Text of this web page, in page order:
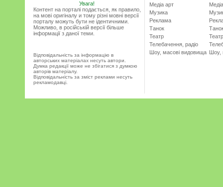
Увага!
Контент на порталі подається, як правило,
на мові оригіналу и тому різні мовні версії
порталу можуть бути не ідентичними.
Можливо, в російській версії більше
інформації з даної теми.
Відповідальність за інформацію в
авторських матеріалах несуть автори.
Думка редакції може не збігатися з думкою
авторів матеріалу.
Відповідальність за зміст реклами несуть
рекламодавці.
Медіа арт
Музика
Реклама
Танок
Театр
Телебачення, радіо
Шоу, масові видовища
Театр
Шоу,